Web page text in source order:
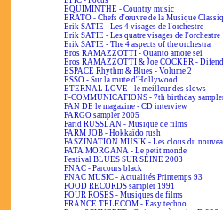
EQUIMINTHE - Country music
ERATO - Chefs d'œuvre de la Musique
Erik SATIE - Les 4 visages de l'orchestre
Erik SATIE - Les quatre visages de l'orchestre
Erik SATIE - The 4 aspects of the orchestra
Eros RAMAZZOTTI - Quanto amore sei
Eros RAMAZZOTTI & Joe COCKER -
ESPACE Rhythm & Blues - Volume 2
ESSO - Sur la route d'Hollywood
ETERNAL LOVE - le meilleur des slows
F-COMMUNICATIONS - 7th birthday
FAN DE le magazine - CD interview
FARGO sampler 2005
Farid RUSSLAN - Musique de films
FARM JOB - Hokkaïdo rush
FASZINATION MUSIK - Les clous du
FATA MORGANA - Le petit monde
Festival BLUES SUR SEINE 2003
FNAC - Parcours black
FNAC MUSIC - Actualités Printemps 93
FOOD RECORDS sampler 1991
FOUR ROSES - Musiques de films
FRANCE TELECOM - Easy techno